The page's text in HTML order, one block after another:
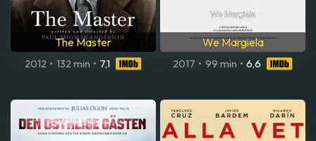
The Master
2012 • 132 min • 7,1
We Margiela
2017 • 99 min • 6,6